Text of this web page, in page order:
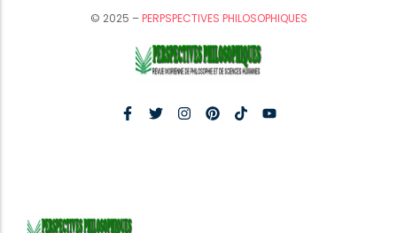
© 2025 –PERPSPECTIVES PHILOSOPHIQUES